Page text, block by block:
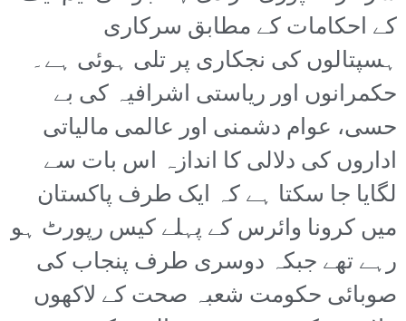
کے احکامات کے مطابق سرکاری
ہسپتالوں کی نجکاری پر تلی ہوئی ہے۔
حکمرانوں اور ریاستی اشرافیہ کی بے
حسی، عوام دشمنی اور عالمی مالیاتی
اداروں کی دلالی کا اندازہ اس بات سے
لگایا جا سکتا ہے کہ ایک طرف پاکستان
میں کرونا وائرس کے پہلے کیس رپورٹ ہو
رہے تھے جبکہ دوسری طرف پنجاب کی
صوبائی حکومت شعبہ صحت کے لاکھوں